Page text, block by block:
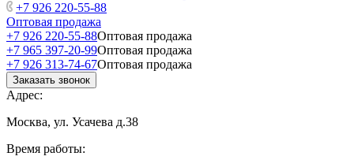
+7 926 220-55-88
Оптовая продажа
+7 926 220-55-88Оптовая продажа
+7 965 397-20-99Оптовая продажа
+7 926 313-74-67Оптовая продажа
Заказать звонок
Адрес:
Москва, ул. Усачева д.38
Время работы: